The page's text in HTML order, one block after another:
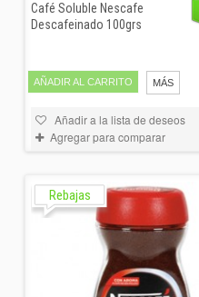
Café Soluble Nescafe
Descafeinado 100grs
AÑADIR AL CARRITO MÁS
Añadir a la lista de deseos
Agregar para comparar
Rebajas